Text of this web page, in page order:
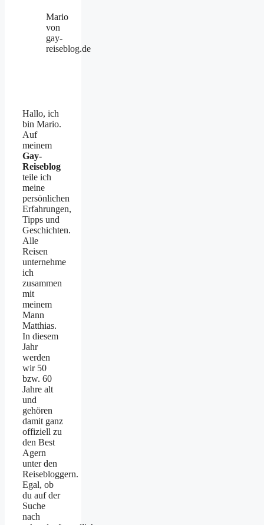
Mario
von
gay-
reiseblog.de
Hallo, ich
bin Mario.
Auf
meinem
Gay-
Reiseblog
teile ich
meine
persönlichen
Erfahrungen,
Tipps und
Geschichten.
Alle
Reisen
unternehme
ich
zusammen
mit
meinem
Mann
Matthias.
In diesem
Jahr
werden
wir 50
bzw. 60
Jahre alt
und
gehören
damit ganz
offiziell zu
den Best
Agern
unter den
Reisebloggern.
Egal, ob
du auf der
Suche
nach